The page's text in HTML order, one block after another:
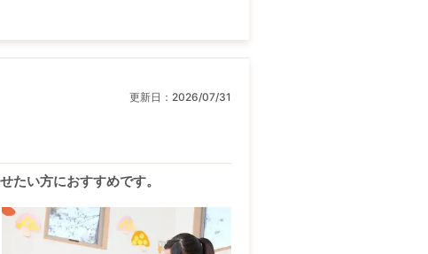
更新日： 2026/07/31
たい方におすすめです。